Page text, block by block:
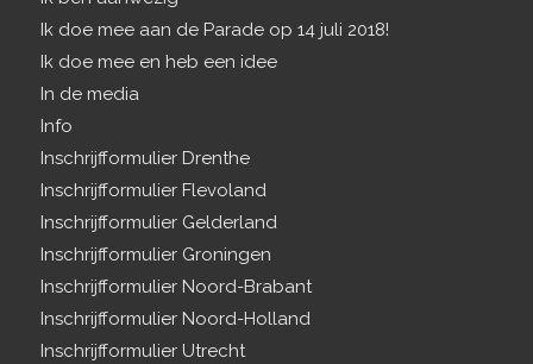
Ik doe mee aan de Parade op 14 juli 2018!
Ik doe mee en heb een idee
In de media
Info
Inschrijfformulier Drenthe
Inschrijfformulier Flevoland
Inschrijfformulier Gelderland
Inschrijfformulier Groningen
Inschrijfformulier Noord-Brabant
Inschrijfformulier Noord-Holland
Inschrijfformulier Utrecht